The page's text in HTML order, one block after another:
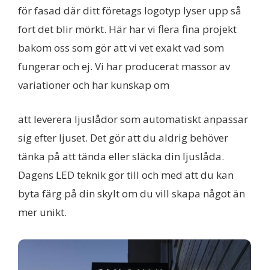
för fasad där ditt företags logotyp lyser upp så
fort det blir mörkt. Här har vi flera fina projekt
bakom oss som gör att vi vet exakt vad som
fungerar och ej. Vi har producerat massor av
variationer och har kunskap om
att leverera ljuslådor som automatiskt anpassar
sig efter ljuset. Det gör att du aldrig behöver
tänka på att tända eller släcka din ljuslåda.
Dagens LED teknik gör till och med att du kan
byta färg på din skylt om du vill skapa något än
mer unikt.